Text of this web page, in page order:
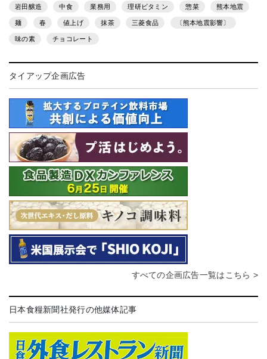
岩田醸造 中食 業務用 理研ビタミン 惣菜 熊本地震
麺 春 値上げ 抹茶 三菱食品 〔熊本地震影響〕
味の素 チョコレート
タイアップ企画広告
すべての企画広告一覧はこちら >
日本食糧新聞社発行の他媒体記事